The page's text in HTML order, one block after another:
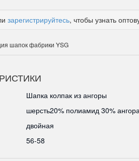
зарегистрируйтесь, чтобы узнать
шапок фабрики YSG
Шапка колпак из ангоры
шерсть20% полиамид 30%
двойная
56-58